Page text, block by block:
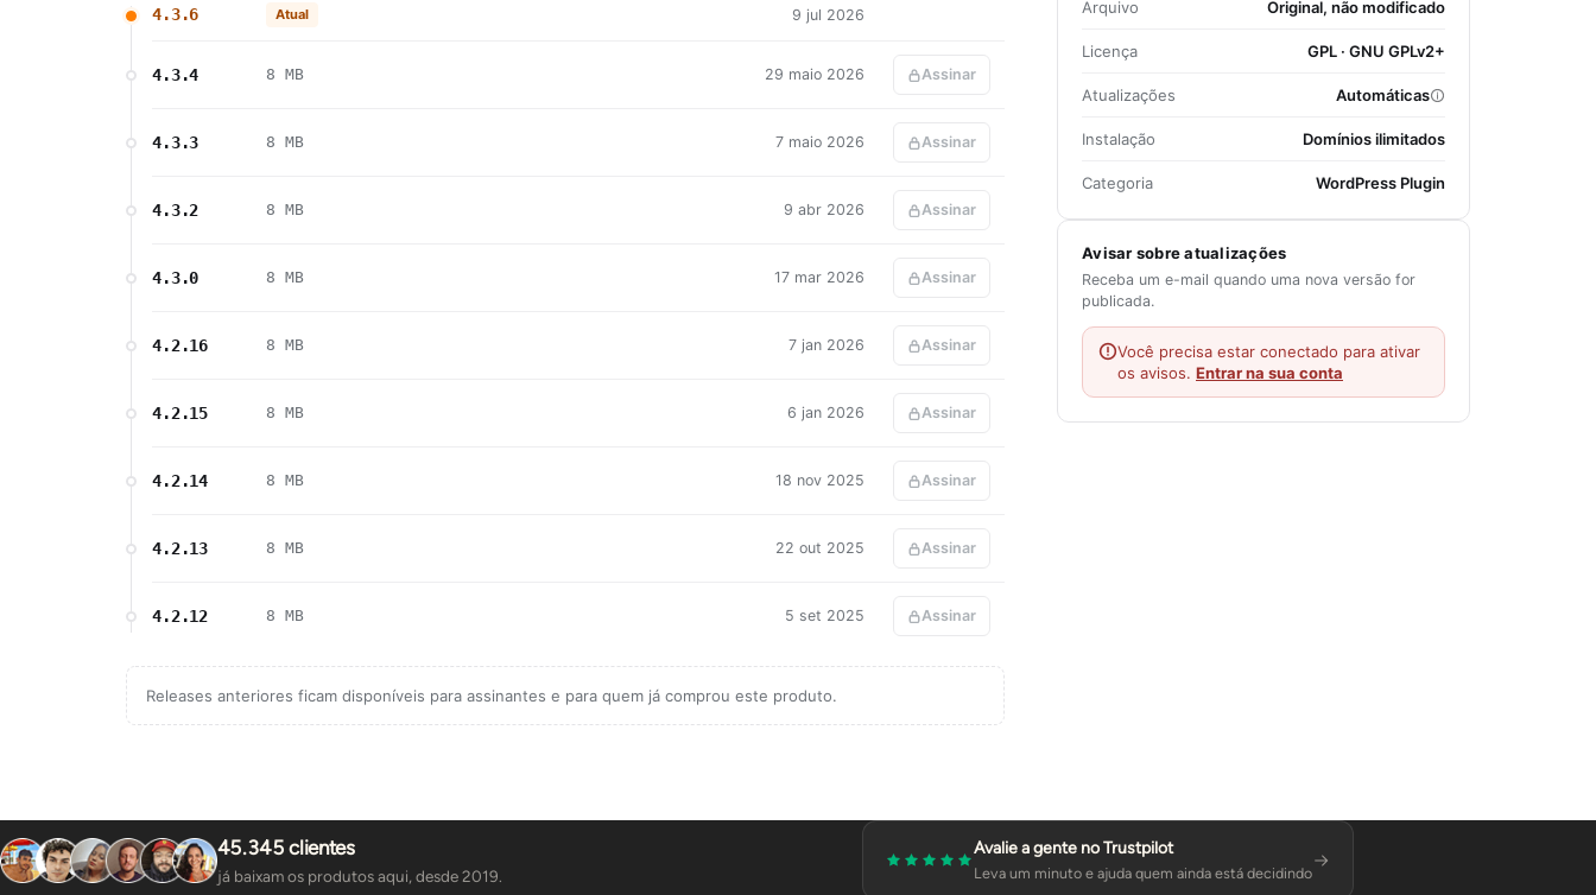
4.3.6 Atual 9 jul 2026
4.3.4 8 MB 29 maio 2026 Assinar
4.3.3 8 MB 7 maio 2026 Assinar
4.3.2 8 MB 9 abr 2026 Assinar
4.3.0 8 MB 17 mar 2026 Assinar
4.2.16 8 MB 7 jan 2026 Assinar
4.2.15 8 MB 6 jan 2026 Assinar
4.2.14 8 MB 18 nov 2025 Assinar
4.2.13 8 MB 22 out 2025 Assinar
4.2.12 8 MB 5 set 2025 Assinar
Releases anteriores ficam disponíveis para assinantes e para quem já comprou este produto.
Arquivo Original, não modificado
Licença GPL · GNU GPLv2+
Atualizações Automáticas
Instalação Domínios ilimitados
Categoria WordPress Plugin
Avisar sobre atualizações
Receba um e-mail quando uma nova versão for
publicada.
Você precisa estar conectado para ativar
os avisos. Entrar na sua conta
45.345 clientes
já baixam os produtos aqui, desde 2019.
Avalie a gente no Trustpilot
Leva um minuto e ajuda quem ainda está decidindo